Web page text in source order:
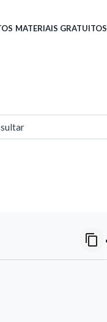
MATERIAIS GRATUITOS